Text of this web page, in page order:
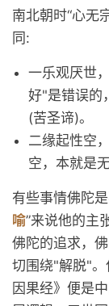
南北朝时“心无
同:
一乐观厌世
好"是错误的
(苦圣谛)。
二缘起性空
空，本就是
有些事情佛陀
喻”来说他的主
佛陀的追求，
切围绕"解脱"
因果经》便是